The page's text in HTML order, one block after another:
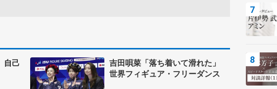
自己
吉田唄菜「落ち着いて滑れた」
世界フィギュア・フリーダンス